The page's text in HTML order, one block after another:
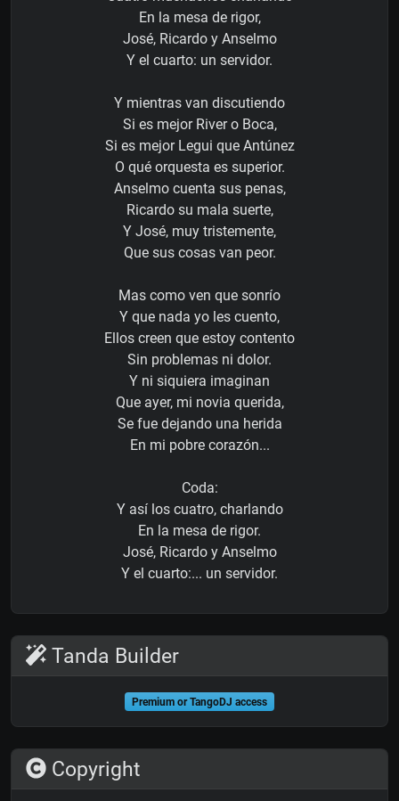
En la mesa de rigor,
José, Ricardo y Anselmo
Y el cuarto: un servidor.
Y mientras van discutiendo
Si es mejor River o Boca,
Si es mejor Legui que Antúnez
O qué orquesta es superior.
Anselmo cuenta sus penas,
Ricardo su mala suerte,
Y José, muy tristemente,
Que sus cosas van peor.
Mas como ven que sonrío
Y que nada yo les cuento,
Ellos creen que estoy contento
Sin problemas ni dolor.
Y ni siquiera imaginan
Que ayer, mi novia querida,
Se fue dejando una herida
En mi pobre corazón...
Coda:
Y así los cuatro, charlando
En la mesa de rigor.
José, Ricardo y Anselmo
Y el cuarto:... un servidor.
Tanda Builder
Premium or TangoDJ access
Copyright